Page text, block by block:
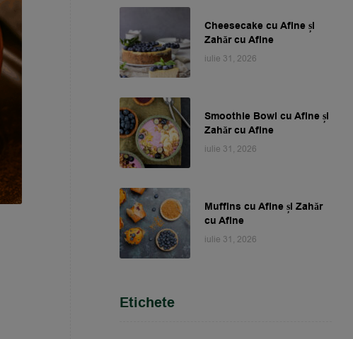
Cheesecake cu Afine și
Zahăr cu Afine
iulie 31, 2026
Smoothie Bowl cu Afine și
Zahăr cu Afine
iulie 31, 2026
Muffins cu Afine și Zahăr
cu Afine
iulie 31, 2026
Etichete